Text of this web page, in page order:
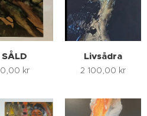
SÅLD
0,00 kr
Livsådra
2 100,00 kr